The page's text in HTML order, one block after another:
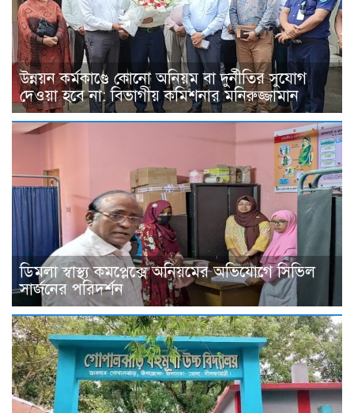
উন্নয়ন কর্মকাণ্ডে কোনো অনিয়ম বা দুর্নীতির সুযোগ
দেওয়া হবে না: বিভাগীয় কমিশনার মনিরুজ্জামান
ডিমলা স্বাস্থ্য কমপ্লেক্সে অনিয়মের অভিযোগে সিভিল
সার্জনের পরিদর্শন